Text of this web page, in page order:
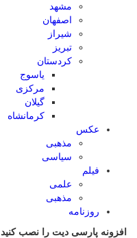
مشهد
اصفهان
شیراز
تبریز
کردستان
یاسوج
مرکزی
گیلان
کرمانشاه
عکس
مذهبی
سیاسی
فیلم
علمی
مذهبی
روزنامه
افزونه پارسی دیت را نصب کنید